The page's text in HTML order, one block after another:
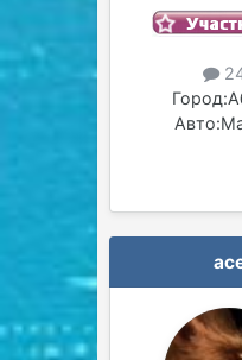
Город:
Авто: